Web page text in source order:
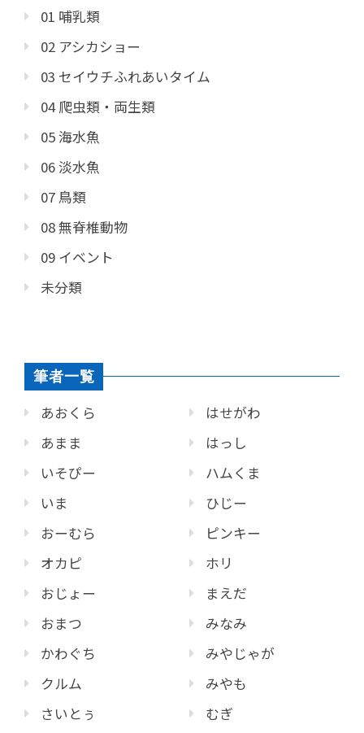
01 哺乳類
02 アシカショー
03 セイウチふれあいタイム
04 爬虫類・両生類
05 海水魚
06 淡水魚
07 鳥類
08 無脊椎動物
09 イベント
未分類
筆者一覧
あおくら
あまま
いそぴー
いま
おーむら
オカピ
おじょー
おまつ
かわぐち
クルム
さいとぅ
はせがわ
はっし
ハムくま
ひじー
ピンキー
ホリ
まえだ
みなみ
みやじゃが
みやも
むぎ